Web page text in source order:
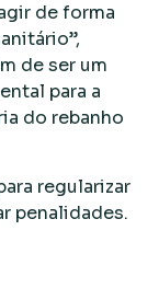
de forma
de ser um
para a
do rebanho
regularizar
penalidades.